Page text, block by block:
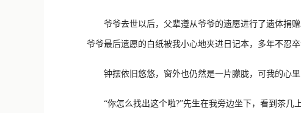
爷爷去世以后，父辈遵从爷爷的遗愿进行了遗体捐赠
爷爷最后遗愿的白纸被我小心地夹进日记本，多年不忍
钟摆依旧悠悠，窗外也仍然是一片朦胧，可我的心里
“你怎么找出这个啦?”先生在我旁边坐下，看到茶几